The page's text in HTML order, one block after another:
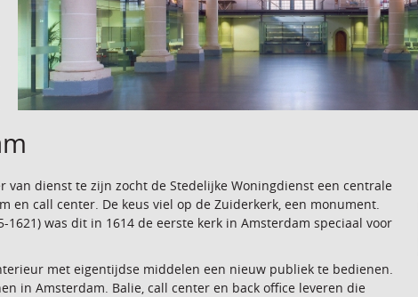
van dienst te zijn zocht de Stedelijke Woningdienst een centrale
en call center. De keus viel op de Zuiderkerk, een monument.
1621) was dit in 1614 de eerste kerk in Amsterdam speciaal voor
met eigentijdse middelen een nieuw publiek te bedienen.
in Amsterdam. Balie, call center en back office leveren die